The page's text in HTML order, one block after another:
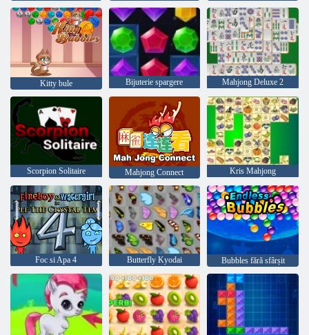
Kitty bule Bijuterie spargere Mahjong Deluxe 2
Scorpion Solitaire Mahjong Connect Kris Mahjong
Foc si Apa 4 Butterfly Kyodai Bubbles fără sfârșit